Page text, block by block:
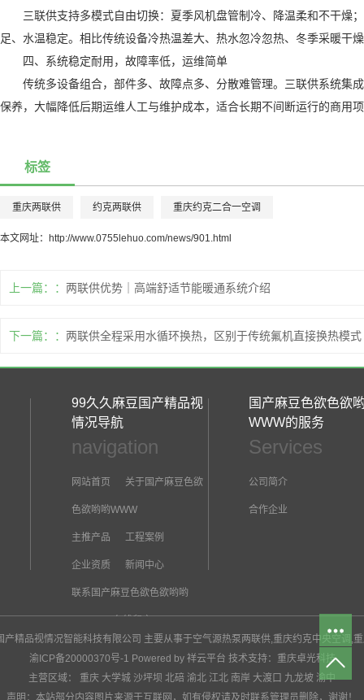
三联供支持多模式自由切换：夏季风机盘管制冷、降温柔和不干燥；
足、水温稳定。相比传统设备冷热温差大、热水忽冷忽热、冬季采暖
四、系统稳定耐用，故障率低，运维简单
传统多设备组合，部件多、故障点多、分散难管理。三联供系统集成
保养，大幅降低后期运维人工与维护成本，适合长期不间断运行的商用
标签
重庆两联供 约克两联供 重庆约克二合一空调
本文网址： http://www.0755lehuo.com/news/901.html
上一篇： 两联供优势｜高端舒适节能暖通系统介绍
下一篇： 两联供全程采用水循环换热，区别于传统氟机直接换热模式
99久久麻豆国产精品视
情况导航
navigation
网站首页 关于国产麻豆色欲
色欲哟哟WWW
主推产品 工程案例
企业资质 新闻中心
联系国产麻豆色欲色欲哟哟
国产麻豆色欲色欲
WWW的服务
Services
公司简介
合作企业
精品视情况智能科技有限公司 主要从事于空气源热泵两联供,重庆约克中央空调 ,
渝ICP备20000370号-1 Powered by 祥云平台 技术支持：
重庆卓光科技
主营区域： 重庆 大学城 沙坪坝 北碚 渝北 江北 南岸 大渡口 九龙坡 渝中
声明：本站部分内容图片来源于互联网，如有侵权请及时联系管理员删除，谢谢！